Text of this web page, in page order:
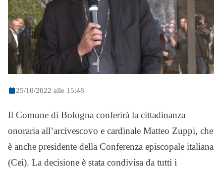
25/10/2022 alle 15:48
Il Comune di Bologna conferirà la cittadinanza
onoraria all’arcivescovo e cardinale Matteo Zuppi, che
è anche presidente della Conferenza episcopale italiana
(Cei). La decisione è stata condivisa da tutti i